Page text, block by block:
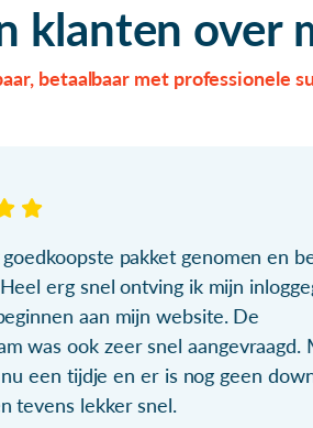
klanten over
betaalbaar met professionele
pakket genomen en
erg snel ontving ik mijn
aan mijn website. De
was ook zeer snel aangevraagd.
een tijdje en er is nog geen
tevens lekker snel.